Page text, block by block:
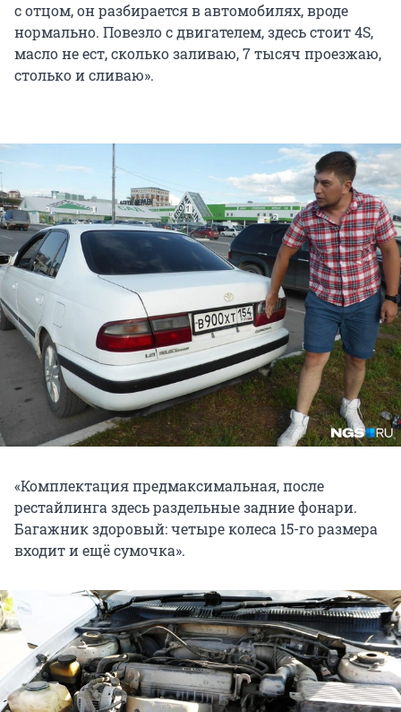
с отцом, он разбирается в автомобилях, вроде
нормально. Повезло с двигателем, здесь стоит 4S,
масло не ест, сколько заливаю, 7 тысяч проезжаю,
столько и сливаю».
«Комплектация предмаксимальная, после
рестайлинга здесь раздельные задние фонари.
Багажник здоровый: четыре колеса 15-го размера
входит и ещё сумочка».